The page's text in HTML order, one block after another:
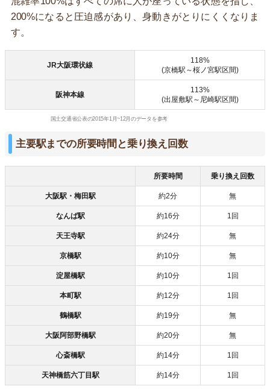
200%になると圧迫感があり、身動きがとりにくくなりま
す。
JR大阪環状線
118%
(京橋駅～桜ノ宮駅区間)
阪神本線
113%
(出屋敷駅～尼崎駅区間)
国土交通省公表の2015年1月~12月のデータを参考
主要駅までの所要時間と乗り換え回数
所要時間 乗り換え回数
大阪駅・梅田駅 約2分 無
なんば駅 約16分 1回
天王寺駅 約24分 無
京橋駅 約10分 無
淀屋橋駅 約10分 1回
本町駅 約12分 1回
鶴橋駅 約19分 無
大阪阿部野橋駅 約20分 無
心斎橋駅 約14分 1回
天神橋筋六丁目駅 約14分 1回